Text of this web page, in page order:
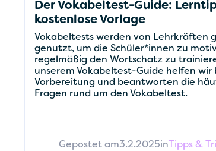
Der Vokabeltest-Guide:
kostenlose Vorlage
Vokabeltests werden von Lehrkräften
genutzt, um die Schüler*innen zu
regelmäßig den Wortschatz zu
unserem Vokabeltest-Guide helfen wir
Vorbereitung und beantworten die
Fragen rund um den Vokabeltest.
Gepostet am3.2.2025in Tipps &